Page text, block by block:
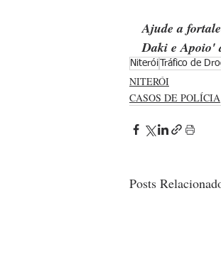
Ajude a
Daki e Apoio'
Niterói Tráfico de
NITERÓI
CASOS DE POLÍCIA
Posts